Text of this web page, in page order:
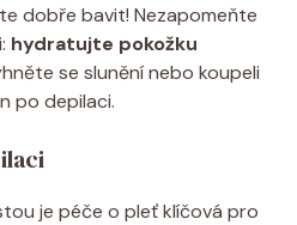
dobře bavit! Nezapomeňte
hydratujte pokožku
se slunění nebo koupeli
po depilaci.
je péče o pleť klíčová pro